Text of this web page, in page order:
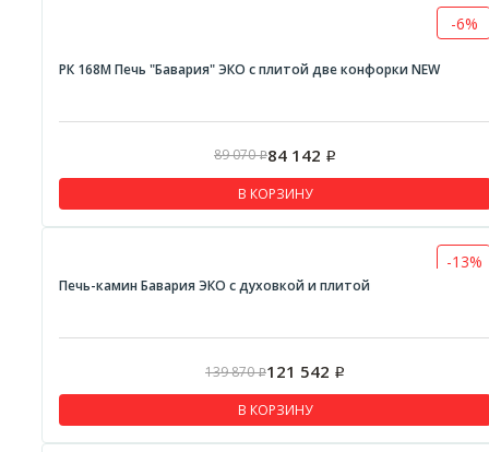
-6%
РК 168М Печь "Бавария" ЭКО с плитой две конфорки NEW
89 070Р84 142 Р
В КОРЗИНУ
-13%
Печь-камин Бавария ЭКО с духовкой и плитой
139 870Р121 542 Р
В КОРЗИНУ